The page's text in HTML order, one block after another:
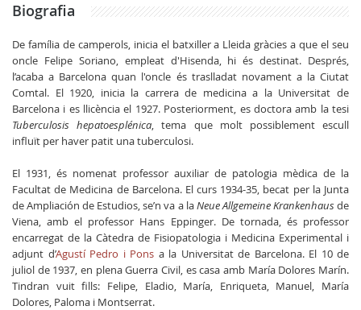
Biografia
De família de camperols, inicia el batxiller a Lleida gràcies a que el seu
oncle Felipe Soriano, empleat d'Hisenda, hi és destinat. Després,
l’acaba a Barcelona quan l'oncle és traslladat novament a la Ciutat
Comtal. El 1920, inicia la carrera de medicina a la Universitat de
Barcelona i es llicència el 1927. Posteriorment, es doctora amb la tesi
Tuberculosis hepatoesplénica, tema que molt possiblement escull
influït per haver patit una tuberculosi.
El 1931, és nomenat professor auxiliar de patologia mèdica de la
Facultat de Medicina de Barcelona. El curs 1934-35, becat per la Junta
de Ampliación de Estudios, se’n va a laNeue Allgemeine Krankenhausde
Viena, amb el professor Hans Eppinger. De tornada, és professor
encarregat de la Càtedra de Fisiopatologia i Medicina Experimental i
adjunt d’Agustí Pedro i Pons a la Universitat de Barcelona. El 10 de
juliol de 1937, en plena Guerra Civil, es casa amb María Dolores Marín.
Tindran vuit fills: Felipe, Eladio, María, Enriqueta, Manuel, María
Dolores, Paloma i Montserrat.